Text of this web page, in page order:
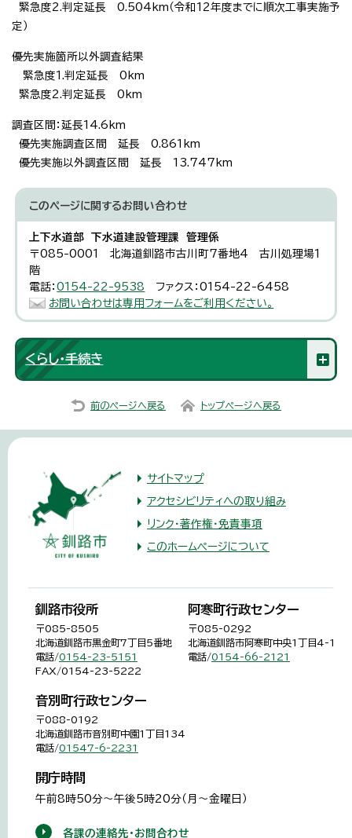
緊急度2.判定延長 0.504km（令和12年度までに順次工事実施予
定）
優先実施箇所以外調査結果
緊急度1.判定延長 0km
緊急度2.判定延長 0km
調査区間：延長14.6km
優先実施調査区間 延長 0.861km
優先実施以外調査区間 延長 13.747km
このページに関するお問い合わせ
上下水道部 下水道建設管理課 管理係
〒085-0001 北海道釧路市古川町7番地4 古川処理場1
階
電話：0154-22-9538
ファクス：0154-22-6458
お問い合わせは専用フォームをご利用ください。
くらし・手続き
前のページへ戻る トップページへ戻る
サイトマップ
アクセシビリティへの取り組み
リンク・著作権・免責事項
このホームページについて
釧路市役所
〒085-8505
北海道釧路市黒金町7丁目5番地
電話/0154-23-5151
FAX/0154-23-5222
阿寒町行政センター
〒085-0292
北海道釧路市阿寒町中央1丁目4-1
電話/0154-66-2121
音別町行政センター
〒088-0192
北海道釧路市音別町中園1丁目134
電話/01547-6-2231
開庁時間
午前8時50分～午後5時20分（月～金曜日）
各課の連絡先・お問合わせ